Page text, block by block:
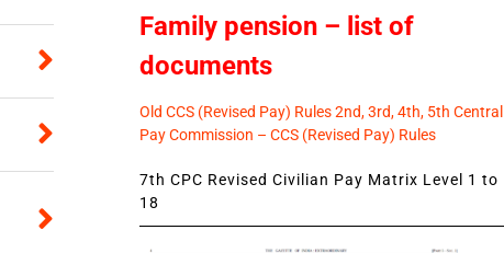
Family pension – list of
documents
Old CCS (Revised Pay) Rules 2nd, 3rd, 4th, 5th Central
Pay Commission – CCS (Revised Pay) Rules
7th CPC Revised Civilian Pay Matrix Level 1 to
18